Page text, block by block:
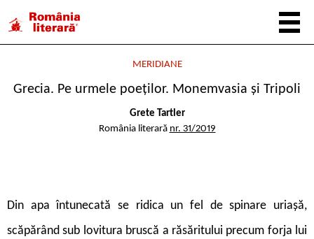
MERIDIANE
Grecia. Pe urmele poeților. Monemvasia și Tripoli
Grete Tartler
România literară nr. 31/2019
Din apa întunecată se ridica un fel de spinare uriașă,
scăpărând sub lovitura bruscă a răsăritului precum forja lui